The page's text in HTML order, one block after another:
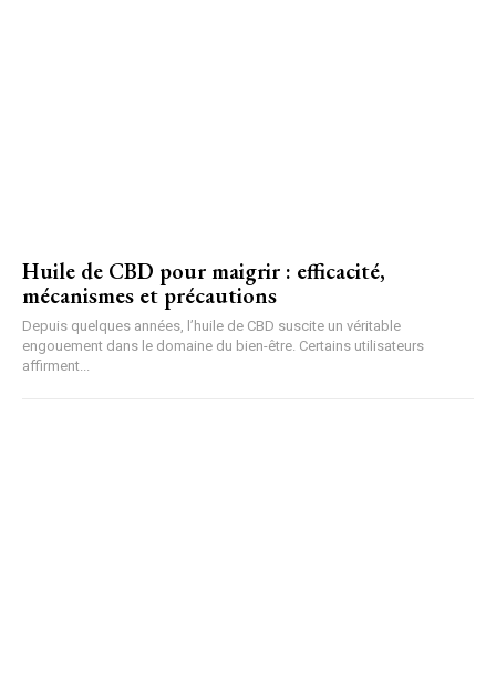
Huile de CBD pour maigrir : efficacité,
mécanismes et précautions
Depuis quelques années, l’huile de CBD suscite un véritable
engouement dans le domaine du bien-être. Certains utilisateurs
affirment...